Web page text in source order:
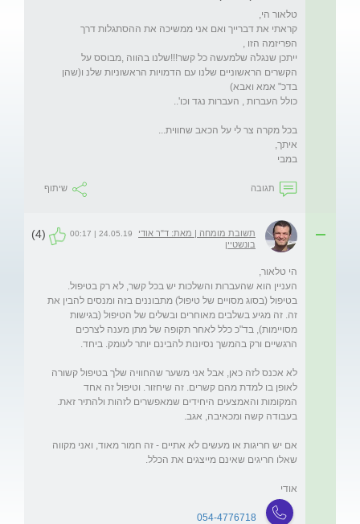
קראתי את דברייך ואם אני ממשיכה את ההסתגלות דרך
ייתכן שנגלה שלמעשה כל קשר!!!שלנו בהווה ,מבוסס על
הקשרים הראשוניים שלנו עם הדמויות הראשוניות שלנ ו(שהן
במבי
תגובה שיתוף
תשובת מומחה | מאת: ד"ר אודי
בונשטיין
24.05.19 | 00:17
(4)
העניין הוא שהעברות והשלכות יש בכל קשר, לא רק בטיפול.
בטיפול (בסוג מסויים של טיפול) מתבוננים בזה ומנסים להבין את
זה. זה מגיע בשלבים מאוחרים ובשלים של הטיפול (בגישות
מסויימות), בד"כ כלל לאחר תקופה של מתן מענה לצרכים
לא אכנס לזה כאן, אבל אני משער שהחוויה שלך בטיפול קשורה
לאופן בו למדת מהם קשרים. זה שיחזור. וטיפול זה אחד
המקומות והאמצעים היחידים שמאפשרים לזהות ולהתיר זאת.
אם יש חריגות או מעשים לא אתיים - זה חמור מאוד, ואני מקווה
אודי
054-4776718